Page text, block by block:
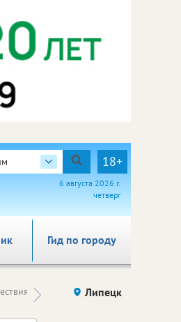
18+
6 августа 2026 г.
четверг
Гид по городу
Здоровье компаний (на
правах
Липецк